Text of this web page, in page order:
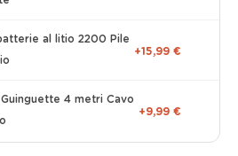
al litio 2200 Pile
+15,99 €
4 metri Cavo
+9,99 €